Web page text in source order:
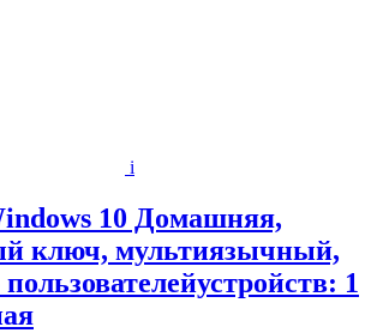
i
10 Домашняя,
ключ, мультиязычный,
1